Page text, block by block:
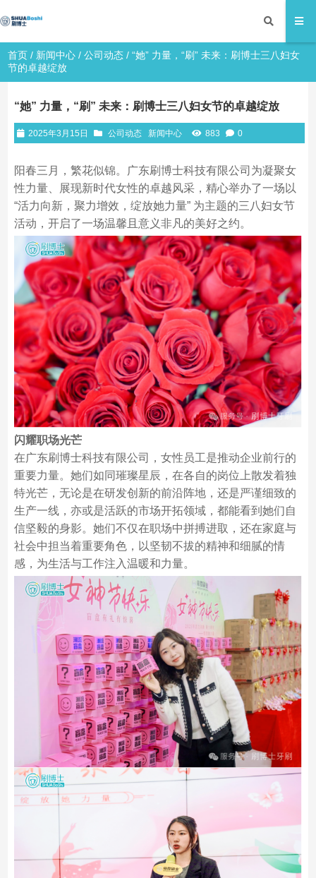
首页 / 新闻中心 /公司动态 / “她” 力量，“刷” 未来：刷博士三八妇女
节的卓越绽放
“她” 力量，“刷” 未来：刷博士三八妇女节的卓越绽放
2025年3月15日 公司动态 新闻中心 883 0
阳春三月，繁花似锦。广东刷博士科技有限公司为凝聚女
性力量、展现新时代女性的卓越风采，精心举办了一场以
“活力向新，聚力增效，绽放她力量” 为主题的三八妇女节
活动，开启了一场温馨且意义非凡的美好之约。
闪耀职场光芒
在广东刷博士科技有限公司，女性员工是推动企业前行的
重要力量。她们如同璀璨星辰，在各自的岗位上散发着独
特光芒，无论是在研发创新的前沿阵地，还是严谨细致的
生产一线，亦或是活跃的市场开拓领域，都能看到她们自
信坚毅的身影。她们不仅在职场中拼搏进取，还在家庭与
社会中担当着重要角色，以坚韧不拔的精神和细腻的情
感，为生活与工作注入温暖和力量。